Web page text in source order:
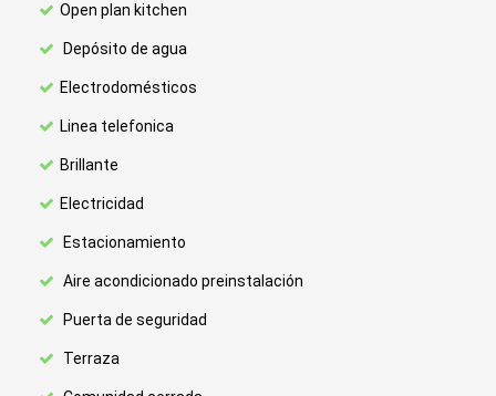
Open plan kitchen
Depósito de agua
Electrodomésticos
Linea telefonica
Brillante
Electricidad
Estacionamiento
Aire acondicionado preinstalación
Puerta de seguridad
Terraza